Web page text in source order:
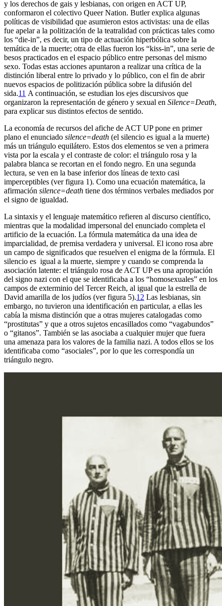
y los derechos de gais y lesbianas, con origen en ACT UP,
conformaron el colectivo Queer Nation. Butler explica algunas
políticas de visibilidad que asumieron estos activistas: una de ellas
fue apelar a la politización de la teatralidad con prácticas tales como
los “die-in”, es decir, un tipo de actuación hiperbólica sobre la
temática de la muerte; otra de ellas fueron los “kiss-in”, una serie de
besos practicados en el espacio público entre personas del mismo
sexo. Todas estas acciones apuntaron a realizar una crítica de la
distinción liberal entre lo privado y lo público, con el fin de abrir
nuevos espacios de politización pública sobre la difusión del
sida.11 A continuación, se estudian los ejes discursivos que
organizaron la representación de género y sexual en Silence=Death,
para explicar sus distintos efectos de sentido.
La economía de recursos del afiche de ACT UP pone en primer
plano el enunciado silence=death (el silencio es igual a la muerte)
más un triángulo equilátero. Estos dos elementos se ven a primera
vista por la escala y el contraste de color: el triángulo rosa y la
palabra blanca se recortan en el fondo negro. En una segunda
lectura, se ven en la base inferior dos líneas de texto casi
imperceptibles (ver figura 1). Como una ecuación matemática, la
afirmación silence=death tiene dos términos verbales mediados por
el signo de igualdad.
La sintaxis y el lenguaje matemático refieren al discurso científico,
mientras que la modalidad impersonal del enunciado completa el
artificio de la ecuación. La fórmula matemática da una idea de
imparcialidad, de premisa verdadera y universal. El icono rosa abre
un campo de significados que resuelven el enigma de la fórmula. El
silencio es igual a la muerte, siempre y cuando se comprenda la
asociación latente: el triángulo rosa de ACT UP es una apropiación
del signo nazi con el que se identificaba a los “homosexuales” en los
campos de exterminio del Tercer Reich, al igual que la estrella de
David amarilla de los judíos (ver figura 5).12 Las lesbianas, sin
embargo, no tuvieron una identificación en particular, a ellas les
cabía la misma distinción que a otras mujeres catalogadas como
“prostitutas” y que a otros sujetos encasillados como “vagabundos”
o “gitanos”. También se las asociaba a cualquier mujer que fuera
una amenaza para los valores de la familia nazi. A todos ellos se los
identificaba como “asociales”, por lo que les correspondía un
triángulo negro.